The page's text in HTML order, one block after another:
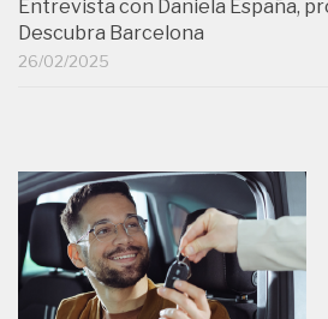
Entrevista con Daniela España,
Descubra Barcelona
26/02/2025